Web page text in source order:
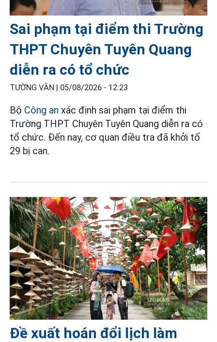
Sai phạm tại điểm thi Trường
THPT Chuyên Tuyên Quang
diễn ra có tổ chức
TƯỜNG VÂN | 05/08/2026 - 12:23
Bộ Công an xác định sai phạm tại điểm thi
Trường THPT Chuyên Tuyên Quang diễn ra có
tổ chức. Đến nay, cơ quan điều tra đã khởi tố
29 bị can.
Đề xuất hoán đổi lịch làm